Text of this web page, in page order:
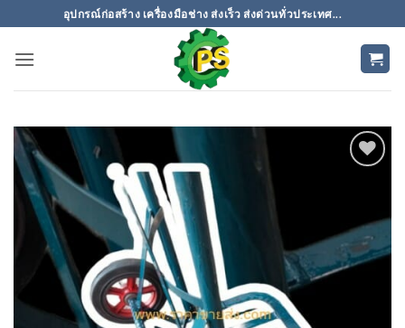
ไป
อุปกรณ์ก่อสร้าง เครื่องมือช่าง ส่งเร็ว ส่งด่วนทั่วประเทศ...
รายการ
ที่
ติดตาม